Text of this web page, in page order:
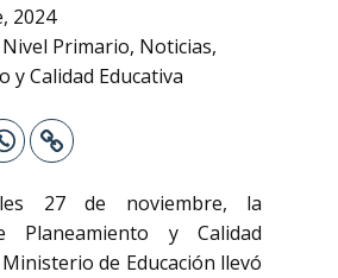
2024
Nivel Primario, Noticias,
y Calidad Educativa
27 de noviembre, la
Planeamiento y Calidad
de Educación llevó